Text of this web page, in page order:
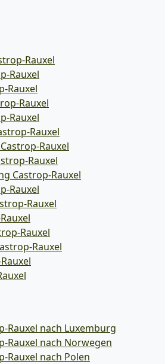
Rauxel
Rauxel
Rauxel
Rauxel
Rauxel
Rauxel
Rauxel
Rauxel
Castrop-Rauxel
Rauxel
Rauxel
Rauxel
Rauxel
Rauxel nach Luxemburg
Rauxel nach Norwegen
Rauxel nach Polen